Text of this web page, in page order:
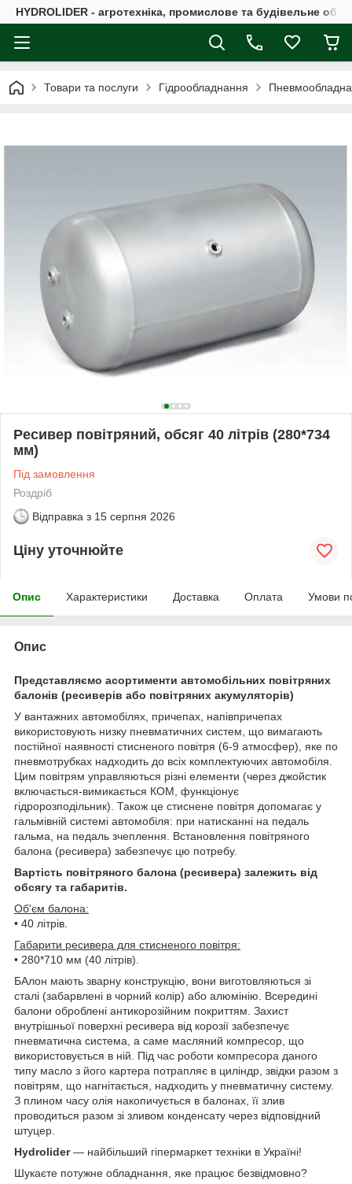
HYDROLIDER - агротехніка, промислове та будівельне
Товари та послуги Гідрообладнання
Ресивер повітряний, обсяг 40 літрів (280*734
мм)
Під замовлення
Роздріб
Відправка з 15 серпня 2026
Ціну уточнюйте
Опис Характеристики Доставка Оплата Умови
Опис
Представляємо асортименти автомобільних повітряних
балонів (ресиверів або повітряних акумуляторів)
У вантажних автомобілях, причепах, напівпричепах
використовують низку пневматичних систем, що вимагають
постійної наявності стисненого повітря (6-9 атмосфер), яке по
пневмотрубках надходить до всіх комплектуючих автомобіля.
Цим повітрям управляються різні елементи (через джойстик
включається-вимикається КОМ, функціонує
гідророзподільник). Також це стиснене повітря допомагає у
гальмівній системі автомобіля: при натисканні на педаль
гальма, на педаль зчеплення. Встановлення повітряного
балона (ресивера) забезпечує цю потребу.
Вартість повітряного балона (ресивера) залежить від
обсягу та габаритів.
Об'єм балона:
• 40 літрів.
Габарити ресивера для стисненого повітря:
• 280*710 мм (40 літрів).
БАлон мають зварну конструкцію, вони виготовляються зі
сталі (забарвлені в чорний колір) або алюмінію. Всередині
балони оброблені антикорозійним покриттям. Захист
внутрішньої поверхні ресивера від корозії забезпечує
пневматична система, а саме масляний компресор, що
використовується в ній. Під час роботи компресора даного
типу масло з його картера потрапляє в циліндр, звідки разом з
повітрям, що нагнітається, надходить у пневматичну систему.
З плином часу олія накопичується в балонах, її злив
проводиться разом зі зливом конденсату через відповідний
штуцер.
Hydrolider— найбільший гіпермаркет техніки в Україні!
Шукаєте потужне обладнання, яке працює безвідмовно?